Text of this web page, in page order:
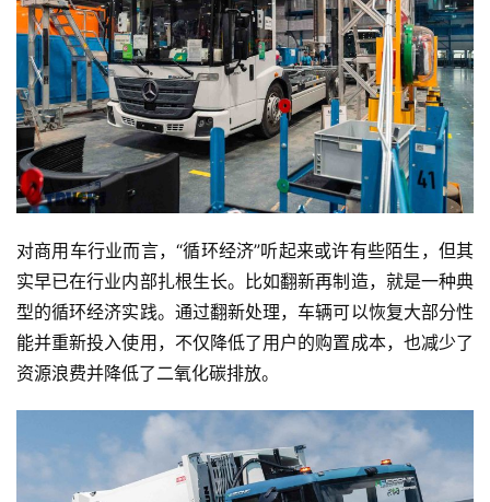
对商用车行业而言，“循环经济”听起来或许有些陌生，但其
实早已在行业内部扎根生长。比如翻新再制造，就是一种典
型的循环经济实践。通过翻新处理，车辆可以恢复大部分性
能并重新投入使用，不仅降低了用户的购置成本，也减少了
资源浪费并降低了二氧化碳排放。